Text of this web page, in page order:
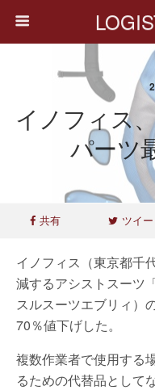
イノフィス
パーツ
共有 ツイー
イノフィス（東京都千
減するアシストスーツ
スルスーツエブリィ）
70％値下げした。
複数作業者で使用する
るための代替品として